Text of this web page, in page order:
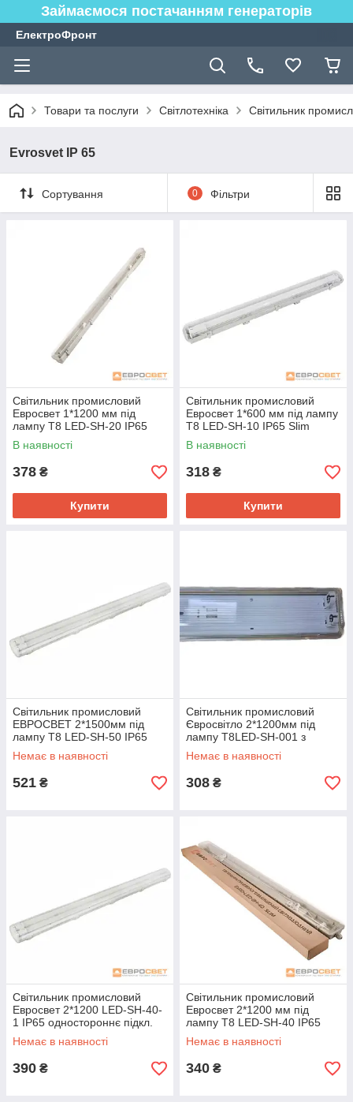
Займаємося постачанням генераторів
ЕлектроФронт
Товари та послуги Світлотехніка Світильник
Evrosvet IP 65
Сортування 0 Фільтри
Світильник промисловий
Евросвет 1*1200 мм під
лампу Т8 LED-SH-20 IP65
Slim
В наявності
378 ₴
Купити
Світильник промисловий
Евросвет 1*600 мм під лампу
Т8 LED-SH-10 IP65 Slim
В наявності
318 ₴
Купити
Світильник промисловий
ЕВРОСВЕТ 2*1500мм під
лампу Т8 LED-SH-50 IP65
Slim
Немає в наявності
521 ₴
Світильник промисловий
Євросвітло 2*1200мм під
лампу Т8LED-SH-001 з
пластиною IP65 LENS
Немає в наявності
308 ₴
Світильник промисловий
Евросвет 2*1200 LED-SH-40-
1 IP65 одностороннє підкл.
Немає в наявності
390 ₴
Світильник промисловий
Евросвет 2*1200 мм під
лампу Т8 LED-SH-40 IP65
Slim
Немає в наявності
340 ₴